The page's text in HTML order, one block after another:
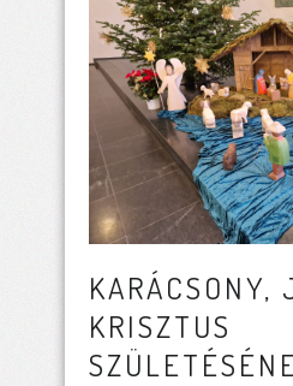
KARÁCSONY,
KRISZTUS